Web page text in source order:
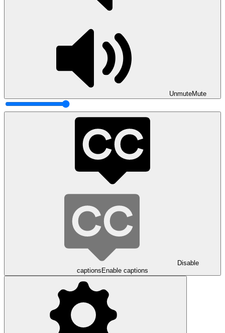
UnmuteMute
Disable
captions Enable captions